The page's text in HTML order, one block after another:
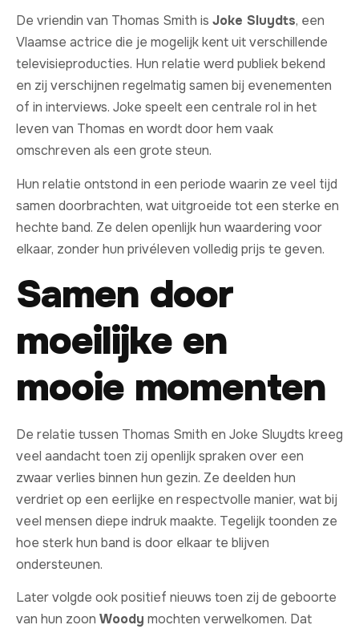
De vriendin van Thomas Smith is Joke Sluydts, een
Vlaamse actrice die je mogelijk kent uit verschillende
televisieproducties. Hun relatie werd publiek bekend
en zij verschijnen regelmatig samen bij evenementen
of in interviews. Joke speelt een centrale rol in het
leven van Thomas en wordt door hem vaak
omschreven als een grote steun.
Hun relatie ontstond in een periode waarin ze veel tijd
samen doorbrachten, wat uitgroeide tot een sterke en
hechte band. Ze delen openlijk hun waardering voor
elkaar, zonder hun privéleven volledig prijs te geven.
Samen door
moeilijke en
mooie momenten
De relatie tussen Thomas Smith en Joke Sluydts kreeg
veel aandacht toen zij openlijk spraken over een
zwaar verlies binnen hun gezin. Ze deelden hun
verdriet op een eerlijke en respectvolle manier, wat bij
veel mensen diepe indruk maakte. Tegelijk toonden ze
hoe sterk hun band is door elkaar te blijven
ondersteunen.
Later volgde ook positief nieuws toen zij de geboorte
van hun zoon Woody mochten verwelkomen. Dat